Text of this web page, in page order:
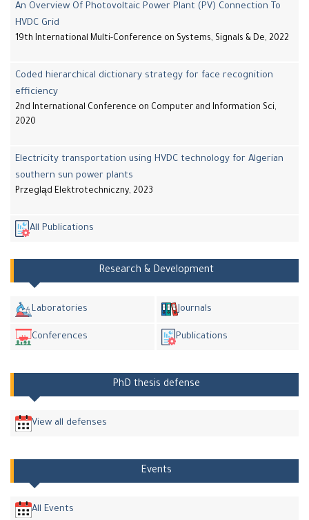
An Overview Of Photovoltaic Power Plant (PV) Connection To
HVDC Grid
19th International Multi-Conference on Systems, Signals & De, 2022
Coded hierarchical dictionary strategy for face recognition
efficiency
2nd International Conference on Computer and Information Sci,
2020
Electricity transportation using HVDC technology for Algerian
southern sun power plants
Przegląd Elektrotechniczny, 2023
All Publications
Research & Development
Laboratories Journals
Conferences Publications
PhD thesis defense
View all defenses
Events
All Events